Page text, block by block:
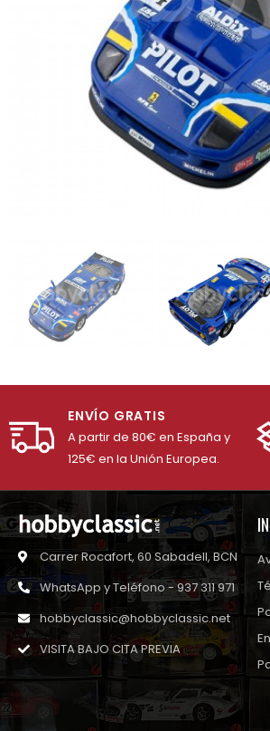
ENVÍO GRATIS
A partir de 80€ en España y
125€ en la Unión Europea.
Carrer Rocafort, 60 Sabadell, BCN
WhatsApp y Teléfono - 937 311 971
hobbyclassic@hobbyclassic.net
VISITA BAJO CITA PREVIA